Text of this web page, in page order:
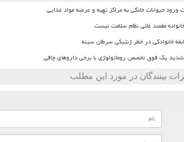
ورود حیوانات خانگی به مراکز تهیه و عرضه مواد غذایی
مقصد غائی نظام سلامت نیست
خانوادگی در خطر ژنتیکی سرطان سینه
یک فوق تخصص روماتولوژی با برخی داروهای چاقی
بینندگان در مورد این مطلب